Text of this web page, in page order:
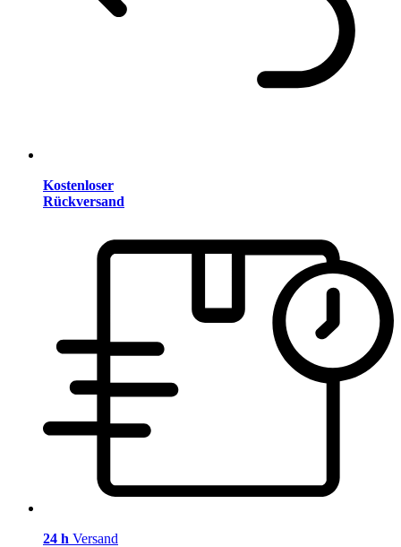
Kostenloser
Rückversand
24 h Versand